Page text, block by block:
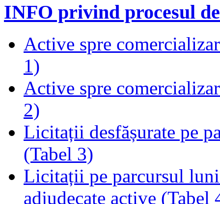
INFO privind procesul
Active spre
1)
Active spre
2)
Licitații desfășurate pe
(Tabel 3)
Licitații pe parcursul
adjudecate active (Tabel